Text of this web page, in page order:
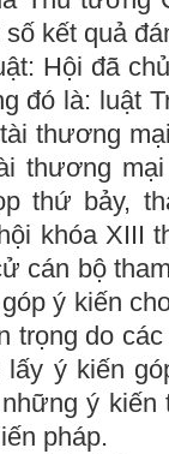
kết quả
Hội đã
đó là: luật
thương
thương
thứ bảy,
khóa XIII
cán bộ
ý kiến
trọng do
ý kiến
ý
pháp.